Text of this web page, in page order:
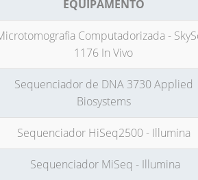
EQUIPAMENTO
Computadorizada -
1176 In Vivo
Sequenciador de DNA 3730 Applied
Biosystems
Sequenciador HiSeq2500 - Illumina
Sequenciador MiSeq - Illumina